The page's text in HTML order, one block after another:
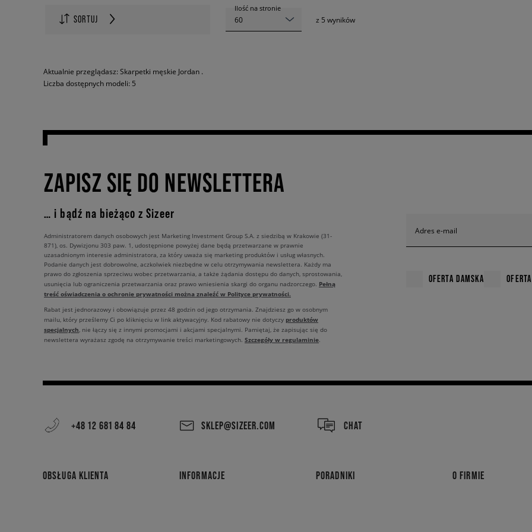
SORTUJ
Ilość na stronie
60 z 5 wyników
Aktualnie przeglądasz: Skarpetki męskie Jordan .
Liczba dostępnych modeli: 5
ZAPISZ SIĘ DO NEWSLETTERA
… i bądź na bieżąco z Sizeer
Adres e-mail
OFERTA DAMSKA
Administratorem danych osobowych jest Marketing Investment Group S.A. z siedzibą w Krakowie (31-
871), os. Dywizjonu 303 paw. 1, udostępnione powyżej dane będą przetwarzane w prawnie
uzasadnionym interesie administratora, za który uważa się marketing produktów i usług własnych.
Podanie danych jest dobrowolne, aczkolwiek niezbędne w celu otrzymywania newslettera. Każdy ma
prawo do zgłoszenia sprzeciwu wobec przetwarzania, a także żądania dostępu do danych, sprostowania,
usunięcia lub ograniczenia przetwarzania oraz prawo wniesienia skargi do organu nadzorczego. Pełną
treść oświadczenia o ochronie prywatności można znaleźć w Polityce prywatności.
Rabat jest jednorazowy i obowiązuje przez 48 godzin od jego otrzymania. Znajdziesz go w osobnym
mailu, który prześlemy Ci po kliknięciu w link aktywacyjny. Kod rabatowy nie dotyczy produktów
specjalnych, nie łączy się z innymi promocjami i akcjami specjalnymi. Pamiętaj, że zapisując się do
newslettera wyrażasz zgodę na otrzymywanie treści marketingowych. Szczegóły w regulaminie.
+48 12 681 84 84 SKLEP@SIZEER.COM CHAT
OBSŁUGA KLIENTA INFORMACJE PORADNIKI O FIRMIE